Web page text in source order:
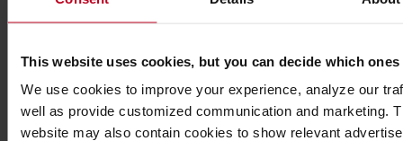
This website uses cookies, but you can decide which ones
We use cookies to improve your experience, analyze our
well as provide customized communication and marketing.
website may also contain cookies to show relevant
régler le support.
Il existe quatre systèmes différents selon le poids
de l'équipement à installer. Ils se distinguent
principalement par la taille des boules de
connexion, de 1 à 2,25 pouces :